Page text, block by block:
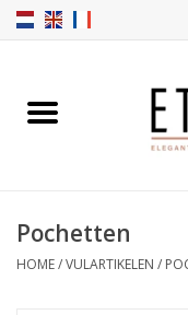
Home
Transparant
Pochetten
HOME/VULARTIKELEN /